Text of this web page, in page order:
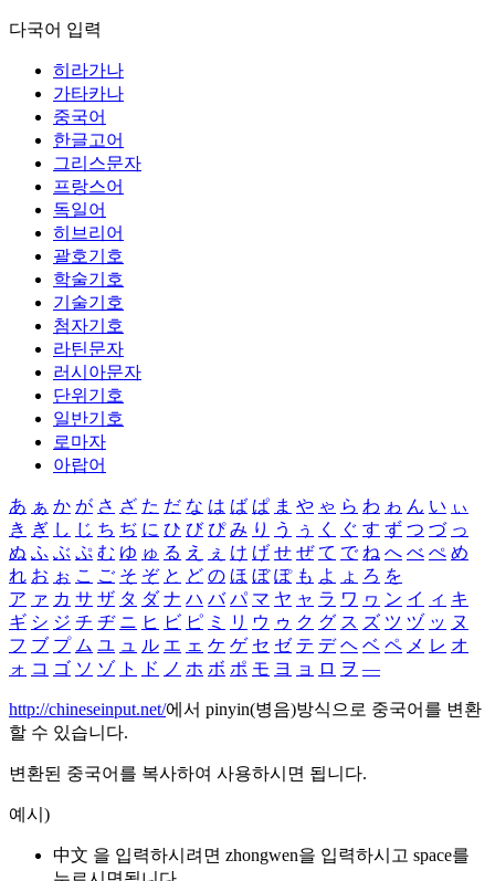
다국어 입력
히라가나
가타카나
중국어
한글고어
그리스문자
프랑스어
독일어
히브리어
괄호기호
학술기호
기술기호
첨자기호
라틴문자
러시아문자
단위기호
일반기호
로마자
아랍어
あ ぁ か が さ ざ た だ な は ば ぱ ま や ゃ ら わ ゎ ん い ぃ
き ぎ し じ ち ぢ に ひ び ぴ み り う ぅ く ぐ す ず つ づ っ
ぬ ふ ぶ ぷ む ゆ ゅ る え ぇ け げ せ ぜ て で ね へ べ ぺ め
れ お ぉ こ ご そ ぞ と ど の ほ ぼ ぽ も よ ょ ろ を
ア ァ カ サ ザ タ ダ ナ ハ バ パ マ ヤ ャ ラ ワ ヮ ン イ ィ キ
ギ シ ジ チ ヂ ニ ヒ ビ ピ ミ リ ウ ゥ ク グ ス ズ ツ ヅ ッ ヌ
フ ブ プ ム ユ ュ ル エ ェ ケ ゲ セ ゼ テ デ ヘ ベ ペ メ レ オ
ォ コ ゴ ソ ゾ ト ド ノ ホ ボ ポ モ ヨ ョ ロ ヲ ―
http://chineseinput.net/에서 pinyin(병음)방식으로 중국어를 변환
할 수 있습니다.
변환된 중국어를 복사하여 사용하시면 됩니다.
예시)
中文 을 입력하시려면 zhongwen을 입력하시고 space를